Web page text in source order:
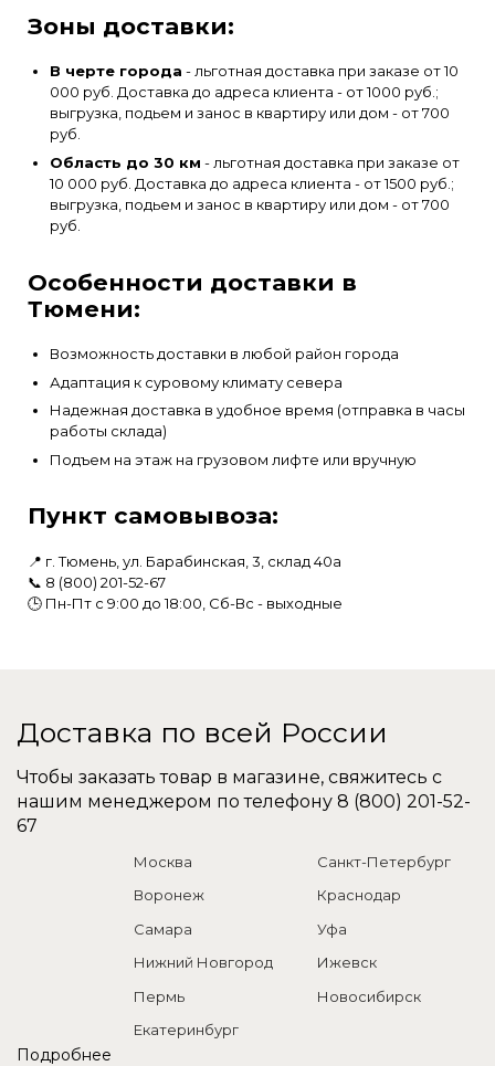
Зоны доставки:
В черте города - льготная доставка при заказе от 10
000 руб. Доставка до адреса клиента - от 1000 руб.;
выгрузка, подьем и занос в квартиру или дом - от 700
руб.
Область до 30 км - льготная доставка при заказе от
10 000 руб. Доставка до адреса клиента - от 1500 руб.;
выгрузка, подьем и занос в квартиру или дом - от 700
руб.
Особенности доставки в
Тюмени:
Возможность доставки в любой район города
Адаптация к суровому климату севера
Надежная доставка в удобное время (отправка в часы
работы склада)
Подъем на этаж на грузовом лифте или вручную
Пункт самовывоза:
📍 г. Тюмень, ул. Барабинская, 3, склад 40а
📞 8 (800) 201-52-67
🕒 Пн-Пт с 9:00 до 18:00, Сб-Вс - выходные
Доставка по всей России
Чтобы заказать товар в магазине, свяжитесь с
нашим менеджером по телефону 8 (800) 201-52-
67
Подробнее
Москва
Санкт-Петербург
Воронеж
Краснодар
Самара
Уфа
Нижний Новгород
Ижевск
Пермь
Новосибирск
Екатеринбург